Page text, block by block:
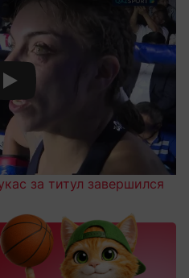
Смотреть видео YouTube
за титул завершился